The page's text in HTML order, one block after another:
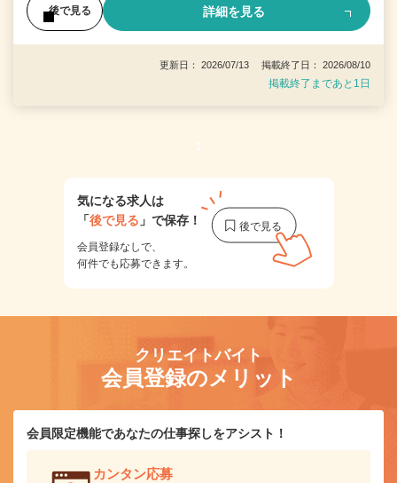
後で見る 詳細を見る
更新日： 2026/07/13 掲載終了日： 2026/08/10
掲載終了まであと1日
1
気になる求人は
「後で見る 」で保存！
会員登録なしで、
何件でも応募できます。
クリエイトバイト
会員登録のメリット
会員限定機能であなたの仕事探しをアシスト！
カンタン応募